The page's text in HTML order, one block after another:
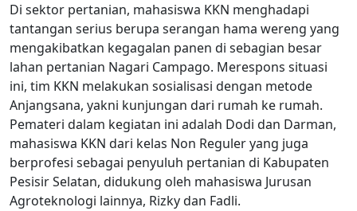
Di sektor pertanian, mahasiswa KKN menghadapi
tantangan serius berupa serangan hama wereng yang
mengakibatkan kegagalan panen di sebagian besar
lahan pertanian Nagari Campago. Merespons situasi
ini, tim KKN melakukan sosialisasi dengan metode
Anjangsana, yakni kunjungan dari rumah ke rumah.
Pemateri dalam kegiatan ini adalah Dodi dan Darman,
mahasiswa KKN dari kelas Non Reguler yang juga
berprofesi sebagai penyuluh pertanian di Kabupaten
Pesisir Selatan, didukung oleh mahasiswa Jurusan
Agroteknologi lainnya, Rizky dan Fadli.